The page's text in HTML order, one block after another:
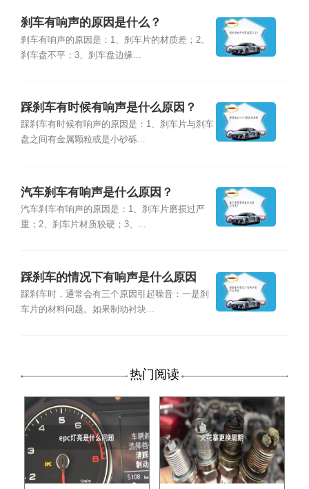
刹车有响声的原因是什么？
刹车有响声的原因是：1、刹车片的材质差；2、
刹车盘不平；3、刹车盘边缘...
踩刹车有时候有响声是什么原因？
踩刹车有时候有响声的原因是：1、刹车片与刹车
盘之间有金属颗粒或是小砂砾...
汽车刹车有响声是什么原因？
汽车刹车有响声的原因是：1、刹车片磨损过严
重；2、刹车片材质较硬；3、...
踩刹车的情况下有响声是什么原因
踩刹车时，通常会有三个原因引起噪音：一是刹
车片的材料问题。如果制动衬块...
热门阅读